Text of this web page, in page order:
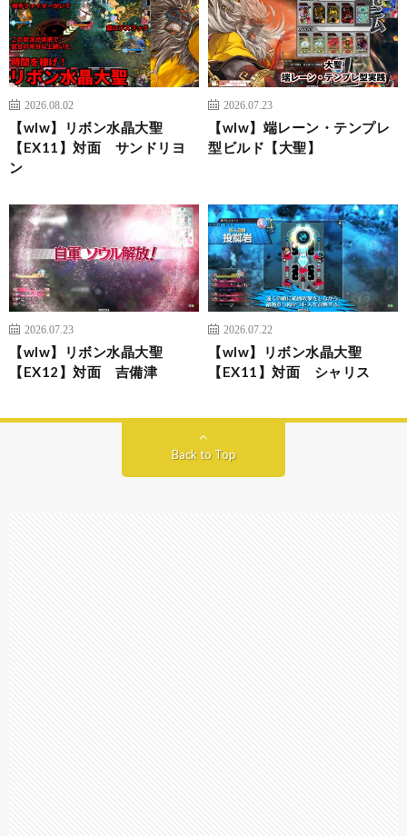
2026.08.02
【wlw】リボン水晶大聖
【EX11】対面 サンドリヨ
ン
2026.07.23
【wlw】端レーン・テンプレ
型ビルド【大聖】
2026.07.23
【wlw】リボン水晶大聖
【EX12】対面 吉備津
2026.07.22
【wlw】リボン水晶大聖
【EX11】対面 シャリス
Back to Top